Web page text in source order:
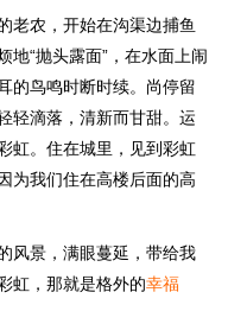
老农，开始在沟渠边捕鱼
地“抛头露面”，在水面上闹
的鸟鸣时断时续。尚停留
轻滴落，清新而甘甜。运
虹。住在城里，见到彩虹
为我们住在高楼后面的高
风景，满眼蔓延，带给我
虹，那就是格外的幸福